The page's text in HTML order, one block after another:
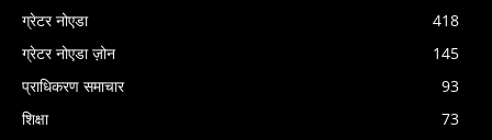
ग्रेटर नोएडा
418
ग्रेटर नोएडा ज़ोन
145
प्राधिकरण समाचार
93
शिक्षा
73